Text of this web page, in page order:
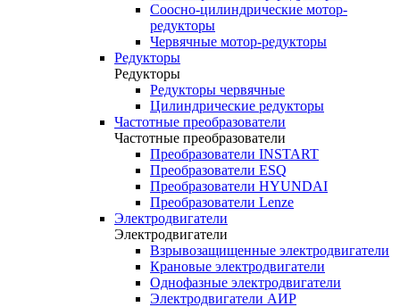
Соосно-цилиндрические мотор-
редукторы
Червячные мотор-редукторы
Редукторы
Редукторы
Редукторы червячные
Цилиндрические редукторы
Частотные преобразователи
Частотные преобразователи
Преобразователи INSTART
Преобразователи ESQ
Преобразователи HYUNDAI
Преобразователи Lenze
Электродвигатели
Электродвигатели
Взрывозащищенные электродвигатели
Крановые электродвигатели
Однофазные электродвигатели
Электродвигатели АИР